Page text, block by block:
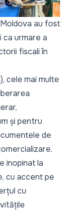
au fost
ca urmare a
fiscali în
cele mai multe
și pentru
de
inopinat la
cu accent pe
cu